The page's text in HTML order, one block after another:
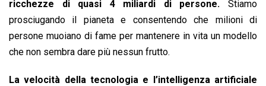
ricchezze di quasi 4 miliardi di persone. Stiamo
prosciugando il pianeta e consentendo che milioni di
persone muoiano di fame per mantenere in vita un modello
che non sembra dare più nessun frutto.
La velocità della tecnologia e l’intelligenza artificiale